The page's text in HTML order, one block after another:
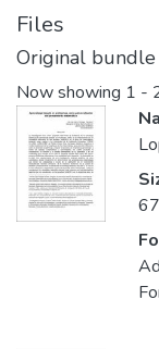
Files
Original bundle
Now showing 1 -